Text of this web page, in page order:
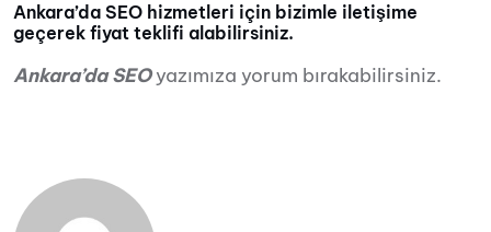
Ankara’da SEO hizmetleri için bizimle iletişime
geçerek fiyat teklifi alabilirsiniz.
Ankara’da SEOyazımıza yorum bırakabilirsiniz.